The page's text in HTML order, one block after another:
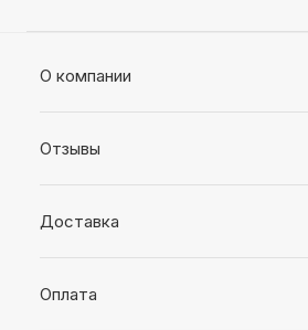
О компании
Отзывы
Доставка
Оплата